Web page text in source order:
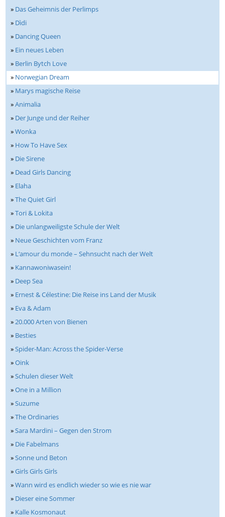
» Das Geheimnis der Perlimps
» Dìdi
» Dancing Queen
» Ein neues Leben
» Berlin Bytch Love
» Norwegian Dream
» Marys magische Reise
»Animalia
» Der Junge und der Reiher
»Wonka
» How To Have Sex
» Die Sirene
» Dead Girls Dancing
» Elaha
»The Quiet Girl
»Tori & Lokita
» Die unlangweiligste Schule der Welt
» Neue Geschichten vom Franz
» L‘amour du monde – Sehnsucht nach der Welt
» Kannawoniwasein!
» Deep Sea
» Ernest & Célestine: Die Reise ins Land der Musik
» Eva & Adam
»20.000 Arten von Bienen
» Besties
»Spider-Man: Across the Spider-Verse
»Oink
»Schulen dieser Welt
»One in a Million
»Suzume
»The Ordinaries
»Sara Mardini – Gegen den Strom
» Die Fabelmans
»Sonne und Beton
»Girls Girls Girls
»Wann wird es endlich wieder so wie es nie war
» Dieser eine Sommer
» Kalle Kosmonaut